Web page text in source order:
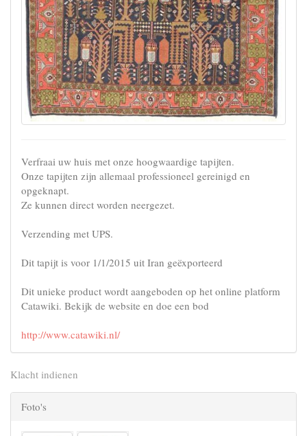
Verfraai uw huis met onze hoogwaardige tapijten.
Onze tapijten zijn allemaal professioneel gereinigd en
opgeknapt.
Ze kunnen direct worden neergezet.
Verzending met UPS.
Dit tapijt is voor 1/1/2015 uit Iran geëxporteerd
Dit unieke product wordt aangeboden op het online platform
Catawiki. Bekijk de website en doe een bod
http://www.catawiki.nl/
Klacht indienen
Foto's